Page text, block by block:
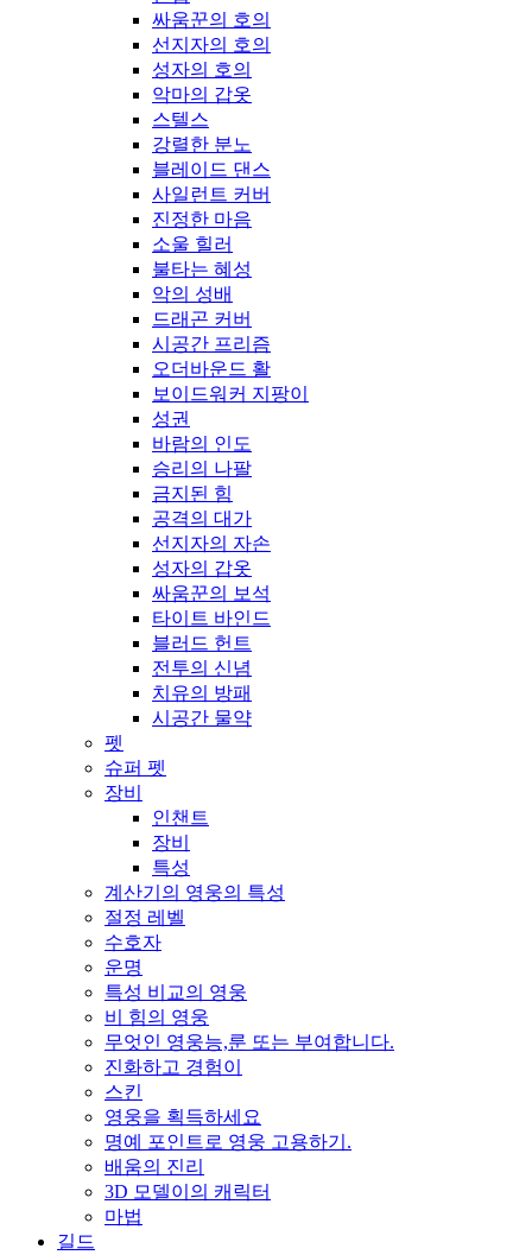
싸움꾼의 호의
선지자의 호의
성자의 호의
악마의 갑옷
스텔스
강렬한 분노
블레이드 댄스
사일런트 커버
진정한 마음
소울 힐러
불타는 혜성
악의 성배
드래곤 커버
시공간 프리즘
오더바운드 활
보이드워커 지팡이
성권
바람의 인도
승리의 나팔
금지된 힘
공격의 대가
선지자의 자손
성자의 갑옷
싸움꾼의 보석
타이트 바인드
블러드 헌트
전투의 신념
치유의 방패
시공간 물약
펫
슈퍼 펫
장비
인챈트
장비
특성
계산기의 영웅의 특성
절정 레벨
수호자
운명
특성 비교의 영웅
비 힘의 영웅
무엇인 영웅능,룬 또는 부여합니다.
진화하고 경험이
스킨
영웅을 획득하세요
명예 포인트로 영웅 고용하기.
배움의 진리
3D 모델이의 캐릭터
마법
길드